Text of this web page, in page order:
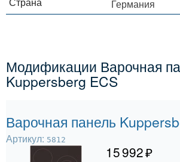
Германия
Модификации Варочная
Kuppersberg ECS
Варочная панель
Артикул: 5812
15 992